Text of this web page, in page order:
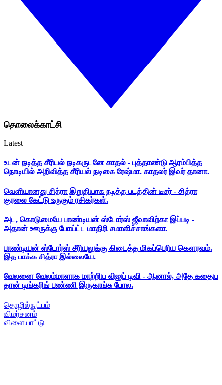
தொலைக்காட்சி
Latest
உடன் நடித்த சீரியல் நடிகருடனே காதல் - புத்தாண்டு ஆரம்பித்த
நொடியில் அறிவித்த சீரியல் நடிகை ரேஷ்மா. காதலர் இவர் தானா.
வெளியானது சித்ரா இறுதியாக நடித்த படத்தின் டீசர் - சித்ரா
குரலை கேட்டு உருகும் ரசிகர்கள்.
அட, கொடுமையே பாண்டியன் ஸ்டோர்ஸ் ஜீவாவிற்கா இப்படி -
அதான் ஊருக்கு போய்ட்ட மாதிரி சமாளிச்சாங்களா.
பாண்டியன் ஸ்டோர்ஸ் சீரியலுக்கு கிடைத்த மிகப்பெரிய கௌரவம்.
இத பாக்க சித்ரா இல்லையே.
வேலனை வேலம்மாளாக மாற்றிய விஜய் டிவி - ஆனால், அதே கதைய
தான் டிங்கரிங் பண்ணி இருகாங்க போல.
தொழில்நுட்பம்
விமர்சனம்
விளையாட்டு